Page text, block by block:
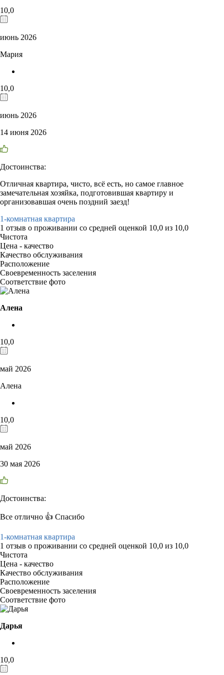
10,0
июнь 2026
Мария
10,0
июнь 2026
14 июня 2026
Достоинства:
Отличная квартира, чисто, всё есть, но самое главное
замечательная хозяйка, подготовившая квартиру и
организовавшая очень поздний заезд!
1-комнатная квартира
1 отзыв о проживании со средней оценкой 10,0 из 10,0
Чистота
Цена - качество
Качество обслуживания
Расположение
Своевременность заселения
Соответствие фото
Алена
10,0
май 2026
Алена
10,0
май 2026
30 мая 2026
Достоинства:
Все отлично 👍 Спасибо
1-комнатная квартира
1 отзыв о проживании со средней оценкой 10,0 из 10,0
Чистота
Цена - качество
Качество обслуживания
Расположение
Своевременность заселения
Соответствие фото
Дарья
10,0